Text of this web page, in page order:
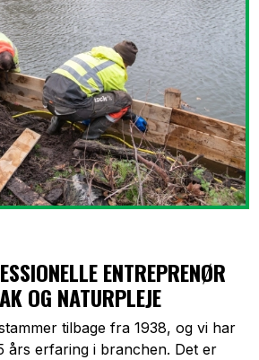
ENTREPRENØR
OG NATURPLEJE
tilbage fra 1938, og vi har
års erfaring i branchen. Det er